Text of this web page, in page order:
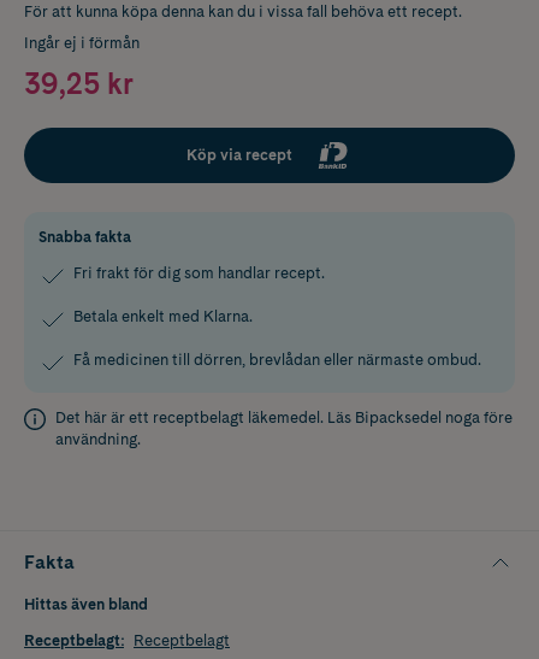
För att kunna köpa denna kan du i vissa fall behöva ett recept.
Ingår ej i förmån
39,25 kr
Köp via recept
Snabba fakta
Fri frakt för dig som handlar recept.
Betala enkelt med Klarna.
Få medicinen till dörren, brevlådan eller närmaste ombud.
Det här är ett receptbelagt läkemedel. Läs Bipacksedel noga före
användning.
Fakta
Hittas även bland
Receptbelagt: Receptbelagt